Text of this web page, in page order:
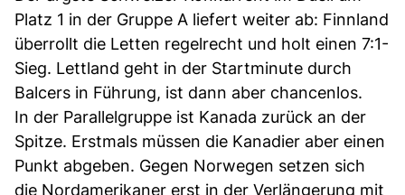
Platz 1 in der Gruppe A liefert weiter ab: Finnland
überrollt die Letten regelrecht und holt einen 7:1-
Sieg. Lettland geht in der Startminute durch
Balcers in Führung, ist dann aber chancenlos.
In der Parallelgruppe ist Kanada zurück an der
Spitze. Erstmals müssen die Kanadier aber einen
Punkt abgeben. Gegen Norwegen setzen sich
die Nordamerikaner erst in der Verlängerung mit